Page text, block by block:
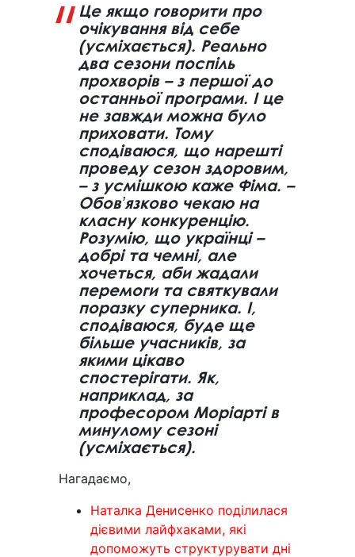
Це якщо говорити про
очікування від себе
(усміхається). Реально
два сезони поспіль
прохворів – з першої до
останньої програми. І це
не завжди можна було
приховати. Тому
сподіваюся, що нарешті
проведу сезон здоровим,
– з усмішкою каже Фіма. –
Обовʼязково чекаю на
класну конкуренцію.
Розумію, що українці –
добрі та чемні, але
хочеться, аби жадали
перемоги та святкували
поразку суперника. І,
сподіваюся, буде ще
більше учасників, за
якими цікаво
спостерігати. Як,
наприклад, за
професором Моріарті в
минулому сезоні
(усміхається).
Нагадаємо,
Наталка Денисенко поділилася
дієвими лайфхаками, які
допоможуть структурувати дні